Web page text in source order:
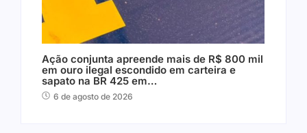
Ação conjunta apreende mais de R$ 800 mil
em ouro ilegal escondido em carteira e
sapato na BR 425 em…
6 de agosto de 2026